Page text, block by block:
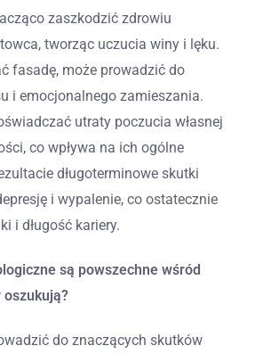
zaszkodzić zdrowiu
tworząc uczucia winy i lęku.
fasadę, może prowadzić do
i emocjonalnego zamieszania.
utraty poczucia własnej
co wpływa na ich ogólne
długoterminowe skutki
i wypalenie, co ostatecznie
i długość kariery.
są powszechne wśród
do znaczących skutków